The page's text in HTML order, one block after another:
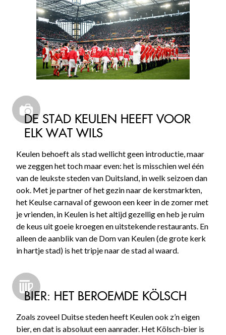
DE STAD KEULEN HEEFT VOOR
ELK WAT WILS
Keulen behoeft als stad wellicht geen introductie, maar
we zeggen het toch maar even: het is misschien wel één
van de leukste steden van Duitsland, in welk seizoen dan
ook. Met je partner of het gezin naar de kerstmarkten,
het Keulse carnaval of gewoon een keer in de zomer met
je vrienden, in Keulen is het altijd gezellig en heb je ruim
de keus uit goeie kroegen en uitstekende restaurants. En
alleen de aanblik van de Dom van Keulen (de grote kerk
in hartje stad) is het tripje naar de stad al waard.
BIER: HET BEROEMDE KÖLSCH
Zoals zoveel Duitse steden heeft Keulen ook z’n eigen
bier, en dat is absoluut een aanrader. Het Kölsch-bier is